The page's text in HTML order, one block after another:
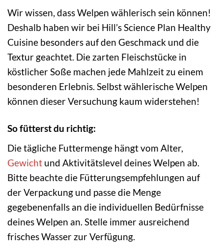
Wir wissen, dass Welpen wählerisch sein können!
Deshalb haben wir bei Hill’s Science Plan Healthy
Cuisine besonders auf den Geschmack und die
Textur geachtet. Die zarten Fleischstücke in
köstlicher Soße machen jede Mahlzeit zu einem
besonderen Erlebnis. Selbst wählerische Welpen
können dieser Versuchung kaum widerstehen!
So fütterst du richtig:
Die tägliche Futtermenge hängt vom Alter,
Gewicht und Aktivitätslevel deines Welpen ab.
Bitte beachte die Fütterungsempfehlungen auf
der Verpackung und passe die Menge
gegebenenfalls an die individuellen Bedürfnisse
deines Welpen an. Stelle immer ausreichend
frisches Wasser zur Verfügung.